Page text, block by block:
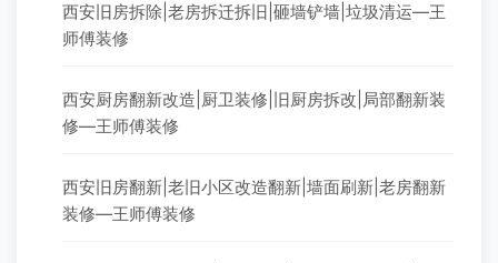
西安旧房拆除|老房拆迁拆旧|砸墙铲墙|垃圾清运—王
师傅装修
西安厨房翻新改造|厨卫装修|旧厨房拆改|局部翻新装
修—王师傅装修
西安旧房翻新|老旧小区改造翻新|墙面刷新|老房翻新
装修—王师傅装修